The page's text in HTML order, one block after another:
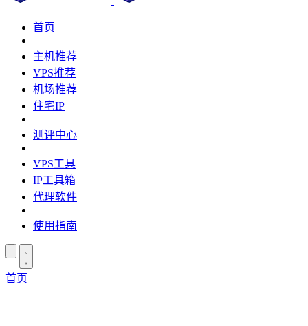
首页
主机推荐
VPS推荐
机场推荐
住宅IP
测评中心
VPS工具
IP工具箱
代理软件
使用指南
首页